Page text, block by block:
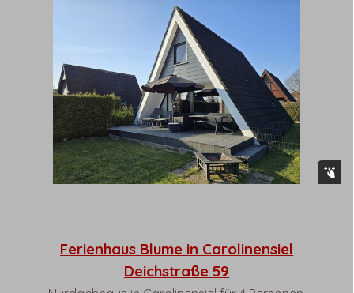
Ferienhaus Blume in Carolinensiel
Deichstraße 59